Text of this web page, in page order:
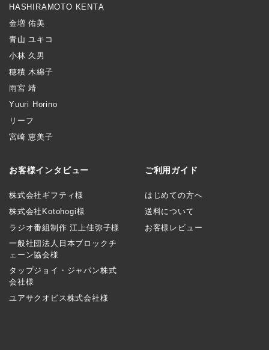
HASHIRAMOTO KENTA
金増 佑美
青山 ユキコ
小林 久男
穂積 木綿子
雨宮 靖
Yuuri Horino
リーフ
宮崎 恵美子
お客様インタビュー
株式会社ギフティ様
株式会社Kotohogi様
ラジオ番組制作 江上佳弥子様
一般社団法人日本ブロックチ
ェーン協会様
タップジョイ・ジャパン株式
会社様
ユアサクオビス株式会社様
ご利用ガイド
はじめての方へ
送料について
お客様レビュー